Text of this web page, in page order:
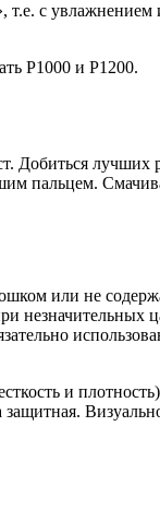
с увлажнением
P1000 и P1200.
лучших
пальцем.
или не
незначительных
и